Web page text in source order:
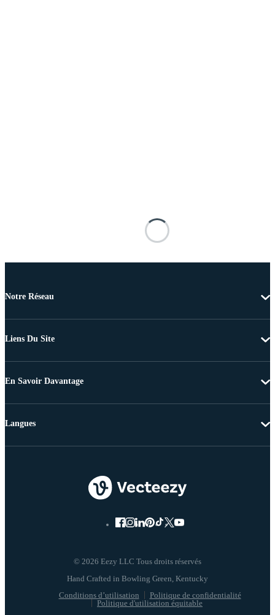
Notre Réseau
Liens Du Site
En Savoir Davantage
© 2026 Eezy LLC Tous droits réservés
Conditions d’utilisation
Politique de confidentialité
Politique d'utilisation équitable
Langues